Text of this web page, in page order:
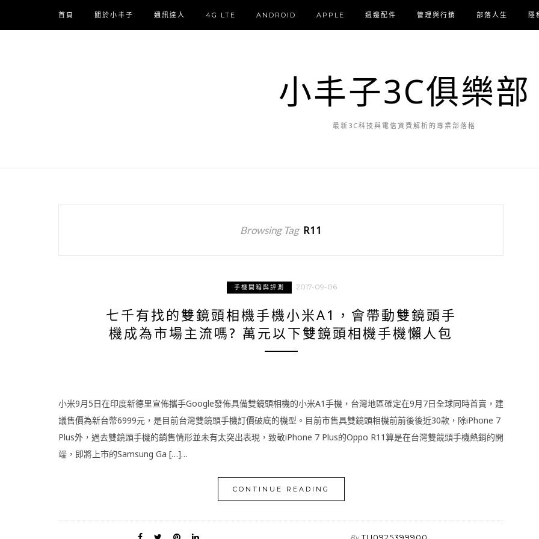
首頁 關於小丰子 通訊達人 4G LTE ANDROID APPLE 週邊配件 管理與行銷 部落人生 隱
小丰子3C俱樂部
最新3C科技與電信資費解析的專業部落格
Browsing Tag R11
手機開箱與評測 2017-09-06
七千有找的雙鏡頭相機手機小米A1，會帶動雙鏡頭手
機成為市場主流嗎? 萬元以下雙鏡頭相機手機懶人包
小米9月5日在印度新德里宣佈攜手Google發佈具備雙鏡頭相機的小米A1手機，台灣地區確定在9月7日全球同時首賣，建
議售價為新台幣6999元，是目前台灣雙鏡頭手機訂價破底的機型。目前市售具雙鏡頭相機前前後後近30款，除iPhone 7
Plus外，過去雙鏡頭手機的銷售情形並未有太突出表現，致敬iPhone 7 Plus的Oppo R11算是在台灣雙競頭手機熱銷的開
端，即將上市的Samsung Ga […]…
CONTINUE READING